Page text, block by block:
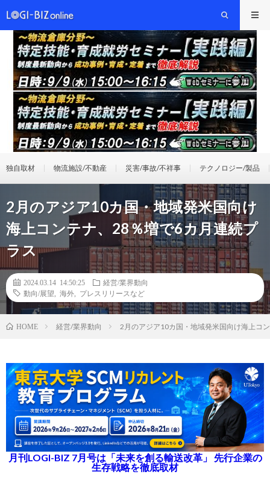
独自取材 物流施設/不動産 災害/事故/不祥事 テクノロジー/製品
2月のアジア10カ国・地域発米国向け
海上コンテナ、28％増で6カ月連続プ
ラス
2024.03.14 14:50:25
経営/業界動向
動向/展望
海外 プレスリリースなど
HOME 経営/業界動向 2月のアジア10カ国・地域発米国向け海上コ
月刊LOGI-BIZ 7月号は「未来を創る輸送改革」 先行企業の
生存戦略を徹底取材